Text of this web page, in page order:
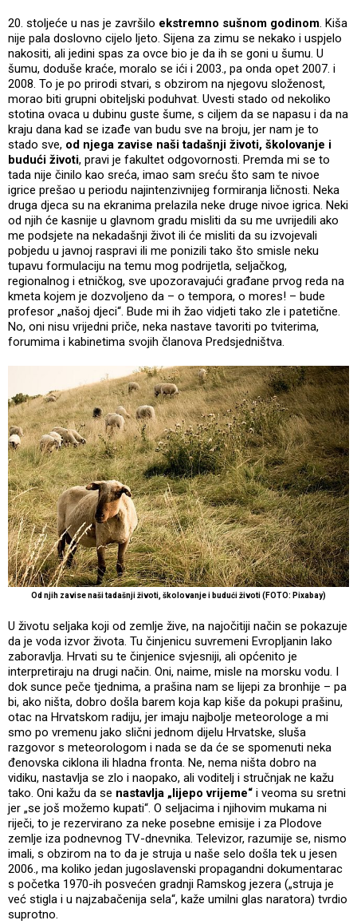
20. stoljeće u nas je završilo ekstremno sušnom godinom. Kiša
nije pala doslovno cijelo ljeto. Sijena za zimu se nekako i uspjelo
nakositi, ali jedini spas za ovce bio je da ih se goni u šumu. U
šumu, doduše kraće, moralo se ići i 2003., pa onda opet 2007. i
2008. To je po prirodi stvari, s obzirom na njegovu složenost,
morao biti grupni obiteljski poduhvat. Uvesti stado od nekoliko
stotina ovaca u dubinu guste šume, s ciljem da se napasu i da na
kraju dana kad se izađe van budu sve na broju, jer nam je to
stado sve, od njega zavise naši tadašnji životi, školovanje i
budući životi, pravi je fakultet odgovornosti. Premda mi se to
tada nije činilo kao sreća, imao sam sreću što sam te nivoe
igrice prešao u periodu najintenzivnijeg formiranja ličnosti. Neka
druga djeca su na ekranima prelazila neke druge nivoe igrica. Neki
od njih će kasnije u glavnom gradu misliti da su me uvrijedili ako
me podsjete na nekadašnji život ili će misliti da su izvojevali
pobjedu u javnoj raspravi ili me ponizili tako što smisle neku
tupavu formulaciju na temu mog podrijetla, seljačkog,
regionalnog i etničkog, sve upozoravajući građane prvog reda na
kmeta kojem je dozvoljeno da – o tempora, o mores! – bude
profesor „našoj djeci“. Bude mi ih žao vidjeti tako zle i patetične.
No, oni nisu vrijedni priče, neka nastave tavoriti po tviterima,
forumima i kabinetima svojih članova Predsjedništva.
Od njih zavise naši tadašnji životi, školovanje i budući životi (FOTO: Pixabay)
U životu seljaka koji od zemlje žive, na najočitiji način se pokazuje
da je voda izvor života. Tu činjenicu suvremeni Evropljanin lako
zaboravlja. Hrvati su te činjenice svjesniji, ali općenito je
interpretiraju na drugi način. Oni, naime, misle na morsku vodu. I
dok sunce peče tjednima, a prašina nam se lijepi za bronhije – pa
bi, ako ništa, dobro došla barem koja kap kiše da pokupi prašinu,
otac na Hrvatskom radiju, jer imaju najbolje meteorologe a mi
smo po vremenu jako slični jednom dijelu Hrvatske, sluša
razgovor s meteorologom i nada se da će se spomenuti neka
đenovska ciklona ili hladna fronta. Ne, nema ništa dobro na
vidiku, nastavlja se zlo i naopako, ali voditelj i stručnjak ne kažu
tako. Oni kažu da se nastavlja „lijepo vrijeme“ i veoma su sretni
jer „se još možemo kupati“. O seljacima i njihovim mukama ni
riječi, to je rezervirano za neke posebne emisije i za Plodove
zemlje iza podnevnog TV-dnevnika. Televizor, razumije se, nismo
imali, s obzirom na to da je struja u naše selo došla tek u jesen
2006., ma koliko jedan jugoslavenski propagandni dokumentarac
s početka 1970-ih posvećen gradnji Ramskog jezera („struja je
već stigla i u najzabačenija sela“, kaže umilni glas naratora) tvrdio
suprotno.